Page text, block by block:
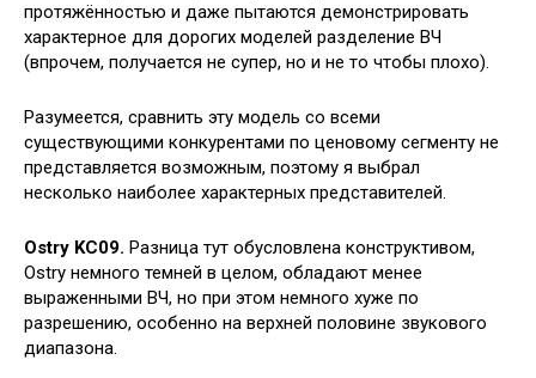
протяжённостью и даже пытаются демонстрировать
характерное для дорогих моделей разделение ВЧ
(впрочем, получается не супер, но и не то чтобы плохо).
Разумеется, сравнить эту модель со всеми
существующими конкурентами по ценовому сегменту не
представляется возможным, поэтому я выбрал
несколько наиболее характерных представителей.
Ostry KC09. Разница тут обусловлена конструктивом,
Ostry немного темней в целом, обладают менее
выраженными ВЧ, но при этом немного хуже по
разрешению, особенно на верхней половине звукового
диапазона.